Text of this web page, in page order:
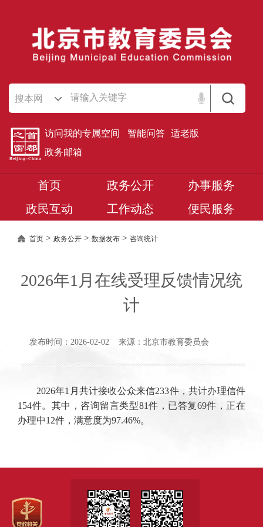
搜本网
访问我的专属空间 智能问答 适老版
政务邮箱
首页 政务公开
办事服务
政民互动
工作动态 便民服务
首页 > 政务公开 > 数据发布 > 咨询统计
2026年1月在线受理反馈情况统
计
发布时间：2026-02-02 来源：北京市教育委员会
2026年1月共计接收公众来信233件，共计办理信件
154件。其中，咨询留言类型81件，已答复69件，正在
办理中12件，满意度为97.46%。